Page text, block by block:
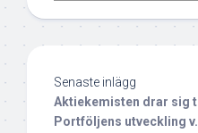
Senaste inlägg
Aktiekemisten drar sig
Portföljens utveckling